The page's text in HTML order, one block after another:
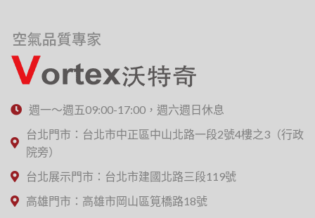
週一～週五09:00-17:00，週六週日休息
台北門市：台北市中正區中山北路一段2號4樓之3（行政
院旁）
台北展示門市：台北市建國北路三段119號
高雄門市：高雄市岡山區筧橋路18號